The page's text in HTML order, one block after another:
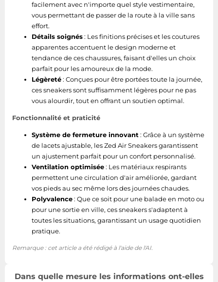
facilement avec n'importe quel style vestimentaire,
vous permettant de passer de la route à la ville sans
effort.
Détails soignés: Les finitions précises et les coutures
apparentes accentuent le design moderne et
tendance de ces chaussures, faisant d'elles un choix
parfait pour les amoureux de la mode.
Légèreté: Conçues pour être portées toute la journée,
ces sneakers sont suffisamment légères pour ne pas
vous alourdir, tout en offrant un soutien optimal.
Fonctionnalité et praticité
Système de fermeture innovant: Grâce à un système
de lacets ajustable, les Zed Air Sneakers garantissent
un ajustement parfait pour un confort personnalisé.
Ventilation optimisée: Les matériaux respirants
permettent une circulation d'air améliorée, gardant
vos pieds au sec même lors des journées chaudes.
Polyvalence: Que ce soit pour une balade en moto ou
pour une sortie en ville, ces sneakers s'adaptent à
toutes les situations, garantissant un usage quotidien
pratique.
Remarque : cet article a été rédigé à l'aide de l'AI.
Dans quelle mesure les informations ont-elles